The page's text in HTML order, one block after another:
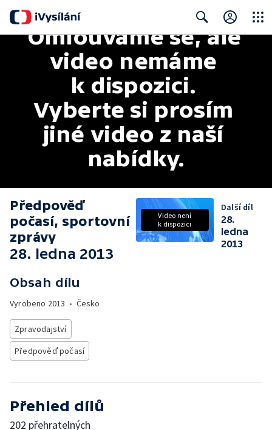
Search
Omlouváme se, ale
video nemáme
k dispozici.
Vyberte si prosím
jiné video z naší
nabídky.
Předpověď
počasí, sportovní
zprávy
28. ledna 2013
Obsah dílu
Vyrobeno 2013 • Česko
Zpravodajství
Předpověď počasí
Video není
k dispozici
Další díl
28.
ledna
2013
Přehled dílů
202 přehratelných